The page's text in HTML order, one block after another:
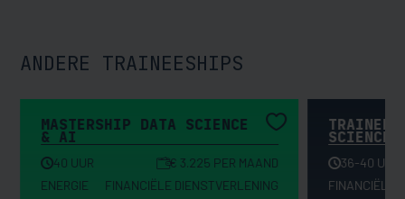
ANDERE TRAINEESHIPS
MASTERSHIP DATA SCIENCE
& AI
40 UUR
€ 3.225 PER MAAND
ENERGIE
FINANCIËLE DIENSTVERLENING
SCIENCE
36-40 UUR
FINANCIËLE